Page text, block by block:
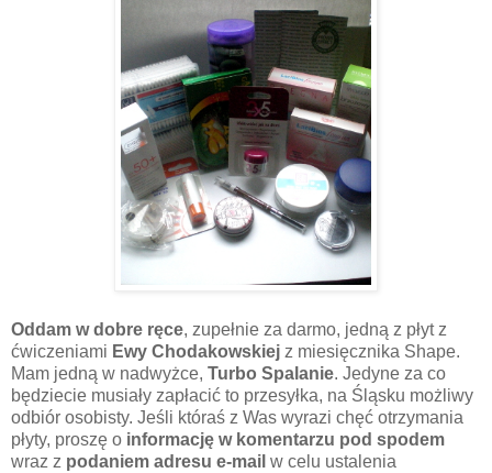
Oddam w dobre ręce, zupełnie za darmo, jedną z płyt z
ćwiczeniami Ewy Chodakowskiej z miesięcznika Shape.
Mam jedną w nadwyżce, Turbo Spalanie. Jedyne za co
będziecie musiały zapłacić to przesyłka, na Śląsku możliwy
odbiór osobisty. Jeśli któraś z Was wyrazi chęć otrzymania
płyty, proszę o informację w komentarzu pod spodem
wraz z podaniem adresu e-mail w celu ustalenia